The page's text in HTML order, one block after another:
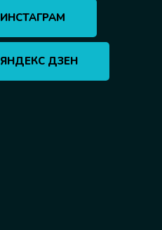
ИНСТАГРАМ
ЯНДЕКС ДЗЕН